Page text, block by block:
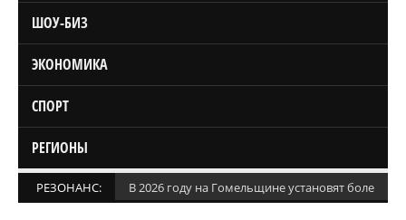
ШОУ-БИЗ
ЭКОНОМИКА
СПОРТ
РЕГИОНЫ
РЕЗОНАНС: В 2026 году на Гомельщине установят более